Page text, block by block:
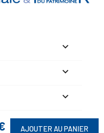
AJOUTER AU PANIER


